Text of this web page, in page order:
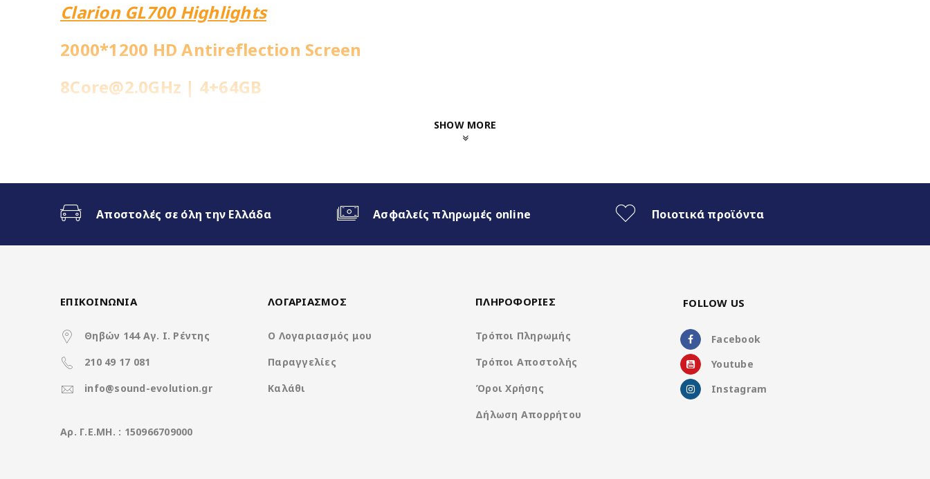
Clarion GL700 Highlights
2000*1200 HD Antireflection Screen
8Core@2.0GHz | 4+64GB
Ασύρματο CarPlay & Ασύρματο Android Auto
Doldy Digital 5.1
DVR HD Function (καταγραφή)
HDMI Out
SHOW MORE
Αποστολές σε όλη την Ελλάδα Ασφαλείς πληρωμές online Ποιοτικά προϊόντα
ΕΠΙΚΟΙΝΩΝΙΑ
Θηβών 144 Αγ. Ι. Ρέντης
210 49 17 081
info@sound-evolution.gr
Aρ. Γ.Ε.ΜΗ. : 150966709000
ΛΟΓΑΡΙΑΣΜΟΣ
Ο Λογαριασμός μου
Παραγγελίες
Καλάθι
ΠΛΗΡΟΦΟΡΙΕΣ
Τρόποι Πληρωμής
Τρόποι Αποστολής
Όροι Χρήσης
Δήλωση Απορρήτου
FOLLOW US
Facebook
Youtube
Instagram